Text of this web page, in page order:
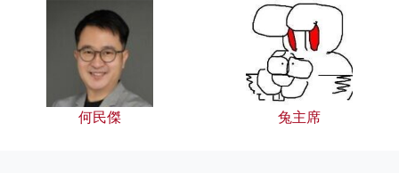
何民傑 兔主席